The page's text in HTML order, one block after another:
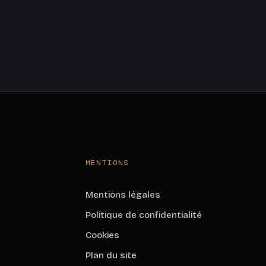
MENTIONS
Mentions légales
Politique de confidentialité
Cookies
Plan du site